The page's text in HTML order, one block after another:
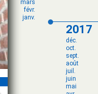
mars
févr.
janv.
2017
déc.
oct.
sept.
août
juil.
juin
mai